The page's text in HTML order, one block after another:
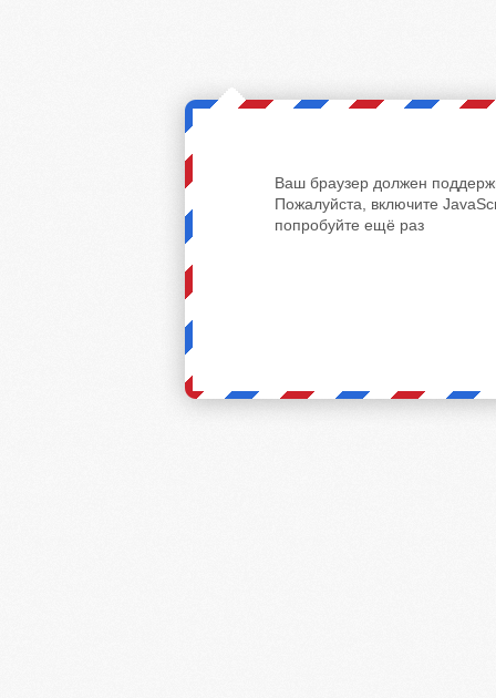
Ваш браузер должен
Пожалуйста, включите
попробуйте ещё раз